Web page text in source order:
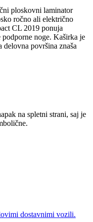
ploskovni laminator
ročno ali električno
CL 2019 ponuja
noge. Kaširka je
delovna površina znaša
na spletni strani, saj je